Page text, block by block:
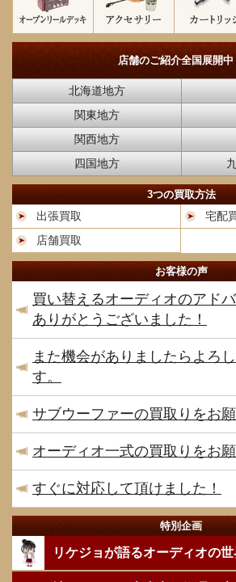
店舗のご紹介全国展開中
北海道地方
関東地方
関西地方
四国地方
3つの買取方法
出張買取
宅配
店舗買取
お客様の声
買い替えるオーディオのアドバ
ありがとうございました！
また機会がありましたらよろ
す。
サブウーファーの買取りをお
オーディオ一式の買取りをお
すぐに対応して頂けました！
特別企画
リケジョが語るオーディオの世